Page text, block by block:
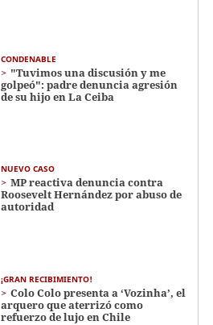
CONDENABLE
"Tuvimos una discusión y me
golpeó": padre denuncia agresión
de su hijo en La Ceiba
NUEVO CASO
MP reactiva denuncia contra
Roosevelt Hernández por abuso de
autoridad
¡GRAN RECIBIMIENTO!
Colo Colo presenta a ‘Vozinha’, el
arquero que aterrizó como
refuerzo de lujo en Chile